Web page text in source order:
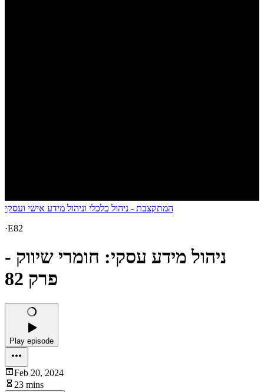
המתקצבת - ניהול כלכלי וניהול מידע אישי ועסקי
·E82
ניהול מידע עסקי: חומרי שיווק -
פרק 82
Play episode
Feb 20, 2024
23 mins